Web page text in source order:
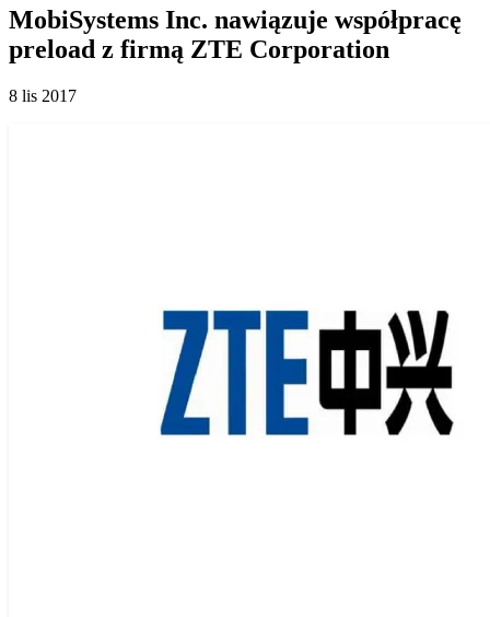
MobiSystems Inc. nawiązuje współpracę
preload z firmą ZTE Corporation
8 lis 2017